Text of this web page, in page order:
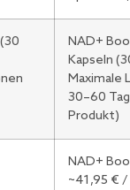
NAD+
Kapseln
Maximale
30–60
Produkt)
NAD+
~41,95 € /